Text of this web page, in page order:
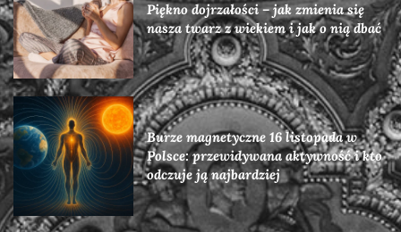
Piękno dojrzałości – jak zmienia się
nasza twarz z wiekiem i jak o nią dbać
Burze magnetyczne 16 listopada w
Polsce: przewidywana aktywność i kto
odczuje ją najbardziej